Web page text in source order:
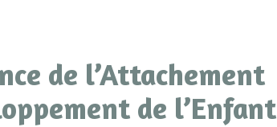
de l’Attachement
de l’Enfant